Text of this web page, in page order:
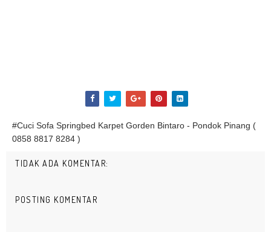
#Cuci Sofa Springbed Karpet Gorden Bintaro - Pondok Pinang (
0858 8817 8284 )
TIDAK ADA KOMENTAR:
POSTING KOMENTAR